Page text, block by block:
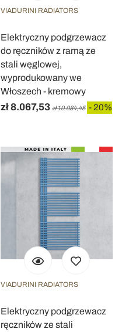
VIADURINI RADIATORS
Elektryczny podgrzewacz
do ręczników z ramą ze
stali węglowej,
wyprodukowany we
Włoszech - kremowy
zł 8.067,53 zł 10.084,45 - 20%
VIADURINI RADIATORS
Elektryczny podgrzewacz
ręczników ze stali